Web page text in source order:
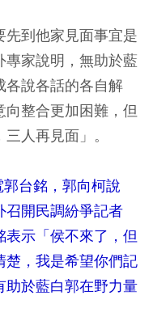
到他家見面事宜是
家說明，無助於藍
各說各話的各自解
整合更加困難，但
人再見面」。
台銘，郭向柯說
召開民調紛爭記者
示「侯不來了，但
楚，我是希望你們記
助於藍白郭在野力量